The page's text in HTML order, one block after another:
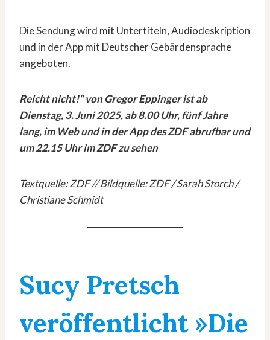
Die Sendung wird mit Untertiteln, Audiodeskription
und in der App mit Deutscher Gebärdensprache
angeboten.
Reicht nicht!“ von Gregor Eppinger ist ab
Dienstag, 3. Juni 2025, ab 8.00 Uhr, fünf Jahre
lang, im Web und in der App des ZDF abrufbar und
um 22.15 Uhr im ZDF zu sehen
Textquelle: ZDF // Bildquelle: ZDF / Sarah Storch /
Christiane Schmidt
Sucy Pretsch
veröffentlicht »Die